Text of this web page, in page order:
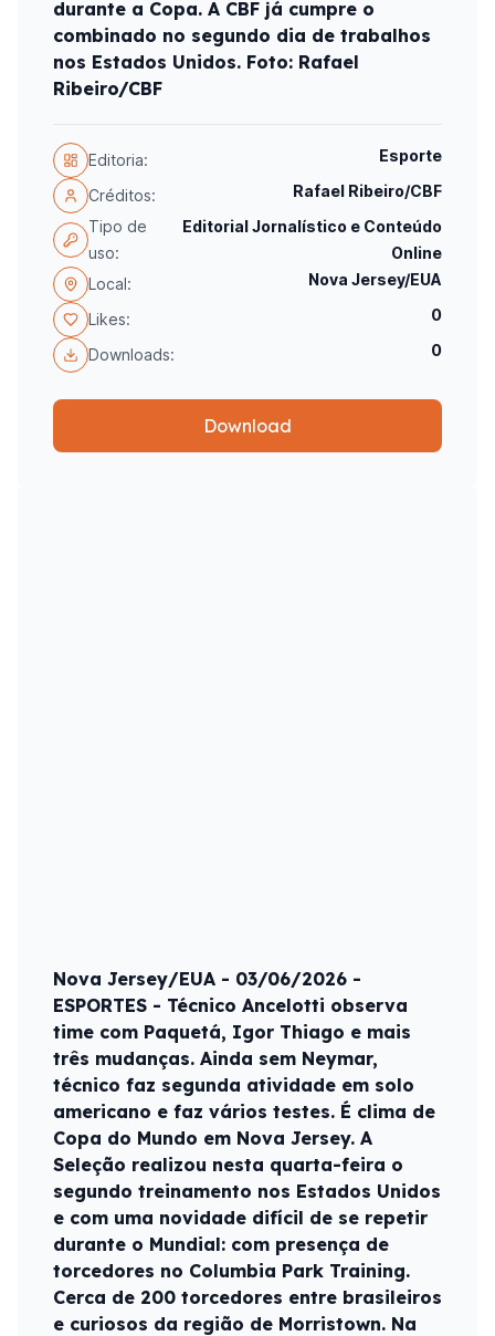
durante a Copa. A CBF já cumpre o
combinado no segundo dia de trabalhos
nos Estados Unidos. Foto: Rafael
Ribeiro/CBF
Editoria: Esporte
Créditos:
Rafael Ribeiro/CBF
Tipo de
uso:
Editorial Jornalístico e Conteúdo
Online
Local:
Nova Jersey/EUA
Likes: 0
Downloads: 0
Download
Nova Jersey/EUA - 03/06/2026 -
ESPORTES - Técnico Ancelotti observa
time com Paquetá, Igor Thiago e mais
três mudanças. Ainda sem Neymar,
técnico faz segunda atividade em solo
americano e faz vários testes. É clima de
Copa do Mundo em Nova Jersey. A
Seleção realizou nesta quarta-feira o
segundo treinamento nos Estados Unidos
e com uma novidade difícil de se repetir
durante o Mundial: com presença de
torcedores no Columbia Park Training.
Cerca de 200 torcedores entre brasileiros
e curiosos da região de Morristown. Na